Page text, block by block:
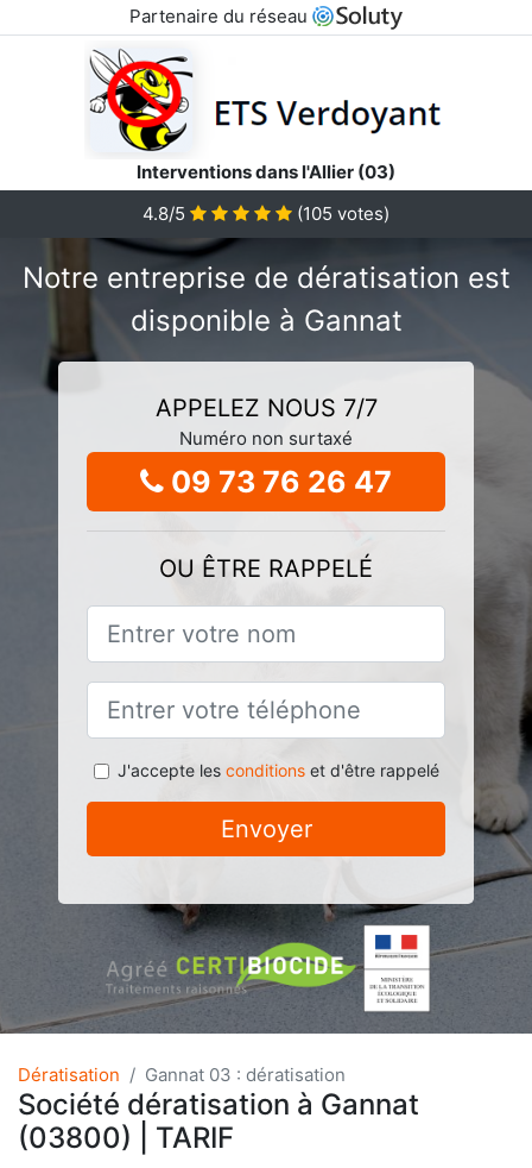
Partenaire du réseau
Interventions dans l'Allier (03)
4.8/5
(105 votes)
Notre entreprise de dératisation est
disponible à Gannat
APPELEZ NOUS 7/7
Numéro non surtaxé
09 73 76 26 47
OU ÊTRE RAPPELÉ
J'accepte les conditionset d'être rappelé
Envoyer
Dératisation Gannat 03 : dératisation
Société dératisation à Gannat
(03800) | TARIF